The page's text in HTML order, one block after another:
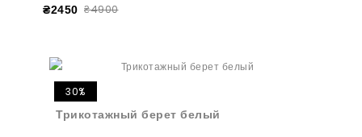
₴2450 ₴4900
30%
Трикотажный берет белый